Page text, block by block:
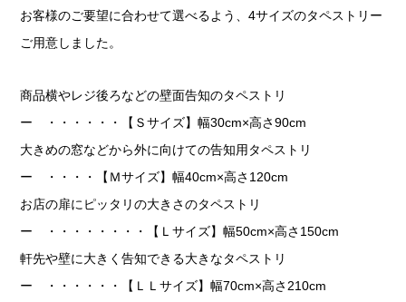
お客様のご要望に合わせて選べるよう、4サイズのタペストリー
ご用意しました。
商品横やレジ後ろなどの壁面告知のタペストリ
ー ・・・・・・【Ｓサイズ】幅30cm×高さ90cm
大きめの窓などから外に向けての告知用タペストリ
ー ・・・・【Ｍサイズ】幅40cm×高さ120cm
お店の扉にピッタリの大きさのタペストリ
ー ・・・・・・・・【Ｌサイズ】幅50cm×高さ150cm
軒先や壁に大きく告知できる大きなタペストリ
ー ・・・・・・【ＬＬサイズ】幅70cm×高さ210cm